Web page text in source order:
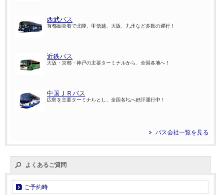
西武バス
首都圏発着で北陸、甲信越、大阪、九州など多数の運行！
近鉄バス
大阪・京都・神戸の主要ターミナルから、全国各地へ！
中国ＪＲバス
広島を主要ターミナルとし、全国各地へ好評運行中！
バス会社一覧を見る
よくあるご質問
ご予約時